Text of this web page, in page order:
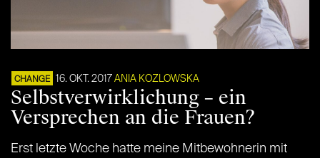
CHANGE 16. OKT. 2017 ANIA KOZLOWSKA
Selbstverwirklichung – ein
Versprechen an die Frauen?
Erst letzte Woche hatte meine Mitbewohnerin mit